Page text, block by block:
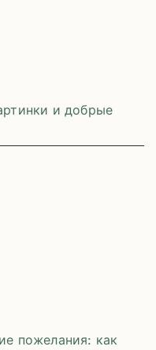
и добрые
пожелания: как